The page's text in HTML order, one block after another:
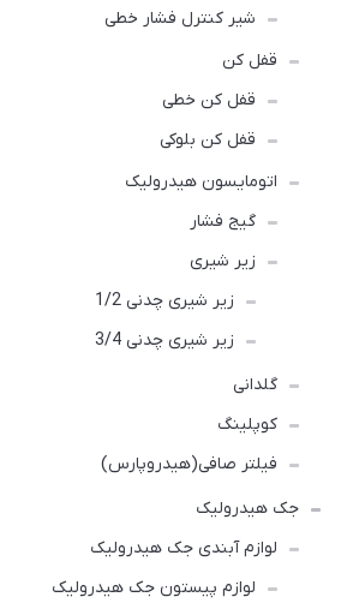
شیر کنترل فشار خطی
قفل کن
قفل کن خطی
قفل کن بلوکی
اتومایسون هیدرولیک
گیج فشار
زیر شیری
زیر شیری چدنی 1/2
زیر شیری چدنی 3/4
گلدانی
کوپلینگ
فیلتر صافی(هیدروپارس)
جک هیدرولیک
لوازم آبندی جک هیدرولیک
لوازم پیستون جک هیدرولیک